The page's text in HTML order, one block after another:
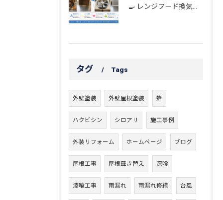
タグ Tags
外壁塗装 外壁屋根塗装 蜂
ハクビシン シロアリ 施工事例
外装リフォーム ホームページ ブログ
屋根工事 屋根葺き替え 漆喰
漆喰工事 雨漏れ 雨漏れ修繕 台風